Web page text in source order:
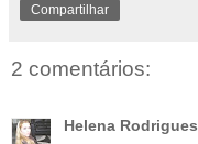
Compartilhar
2 comentários:
Helena Rodrigues